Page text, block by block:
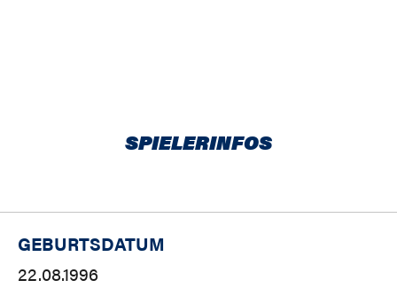
SPIELERINFOS
GEBURTSDATUM
22.08.1996